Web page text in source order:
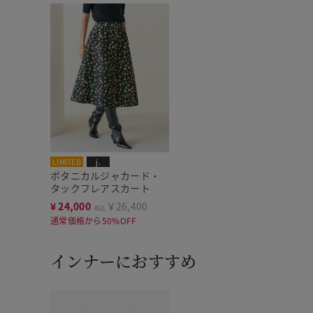
LIMITED j.
ボタニカルジャカード・
タックフレアスカート
¥24,000 税込 ￥26,400
通常価格から50%OFF
インナーにおすすめ